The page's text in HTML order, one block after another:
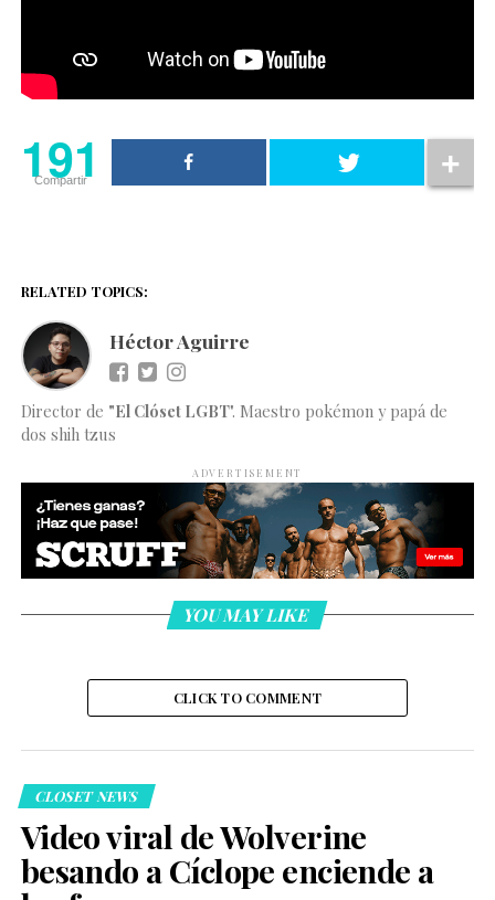
191
Compartir
RELATED TOPICS:
Héctor Aguirre
Director de "El Clóset LGBT". Maestro pokémon y papá de
dos shih tzus
ADVERTISEMENT
YOU MAY LIKE
CLICK TO COMMENT
CLOSET NEWS
Video viral de Wolverine
besando a Cíclope enciende a